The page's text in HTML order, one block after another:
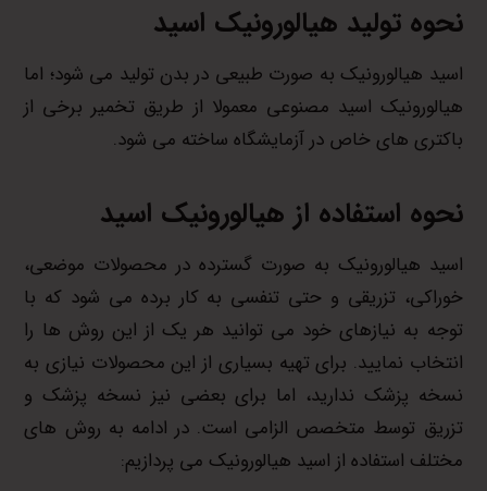
نحوه تولید هیالورونیک اسید
اسید هیالورونیک به صورت طبیعی در بدن تولید می شود؛ اما
هیالورونیک اسید مصنوعی معمولا از طریق تخمیر برخی از
باکتری های خاص در آزمایشگاه ساخته می شود.
نحوه استفاده از هیالورونیک اسید
اسید هیالورونیک به صورت گسترده در محصولات موضعی،
خوراکی، تزریقی و حتی تنفسی به کار برده می شود که با
توجه به نیازهای خود می توانید هر یک از این روش ها را
انتخاب نمایید. برای تهیه بسیاری از این محصولات نیازی به
نسخه پزشک ندارید، اما برای بعضی نیز نسخه پزشک و
تزریق توسط متخصص الزامی است. در ادامه به روش های
مختلف استفاده از اسید هیالورونیک می پردازیم: